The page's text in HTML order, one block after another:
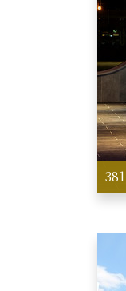
381